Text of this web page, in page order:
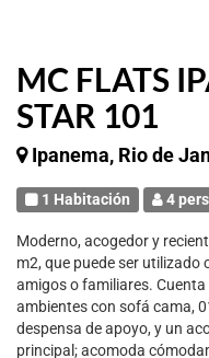
MC FLATS
STAR 101
Ipanema, Rio de
1 Habitación 4
Moderno, acogedor y
m2, que puede ser utilizado
amigos o familiares.
ambientes con sofá cama,
despensa de apoyo, y un
principal; acomoda